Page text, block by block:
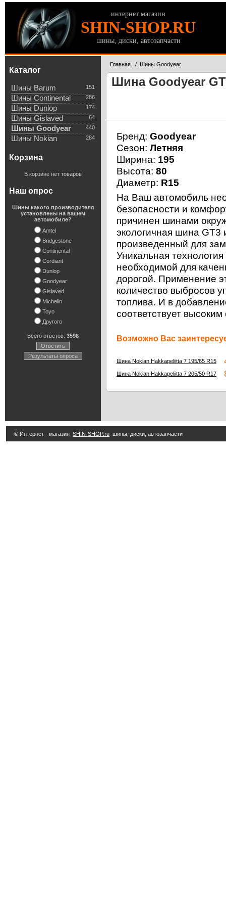
интернет магазин
SHIN-SHOP.RU
шины, диски, автозапчасти
Каталог
151
Шины Barum
286
Шины Continental
174
Шины Dunlop
64
Шины Gislaved
440
Шины Goodyear
284
Шины Nokian
Корзина
В корзине нет товаров
Наш опрос
Шины какого производителя
установлены на вашем
автомобиле?
Amtel
Bridgestone
Continental
Cordiant
Dunlop
Goodyear
Gislaved
Michelin
Toyo
Другого
Всего ответов: 3598
Ответить
Результаты опроса
Главная / Шины Goodyear
Шина Goodyear
Бренд: Goodyear
Сезон: Летняя
Ширина: 195
Высота: 80
Диаметр: R15
На Ваш автомобиль
безопасности и
причинен шинами
экологичная шина GT3
произведенный для
Уникальная
необходимой для
дорогой. Применение
количество выбросов
топлива. И в
соответствует
Возможно Вас
Шина Nokian Hakkapeliitta 7 195/65 R15
Шина Nokian Hakkapeliitta 7 205/50 R17
© Интернет - магазин SHIN-SHOP.ru шины, диски, автозапчасти